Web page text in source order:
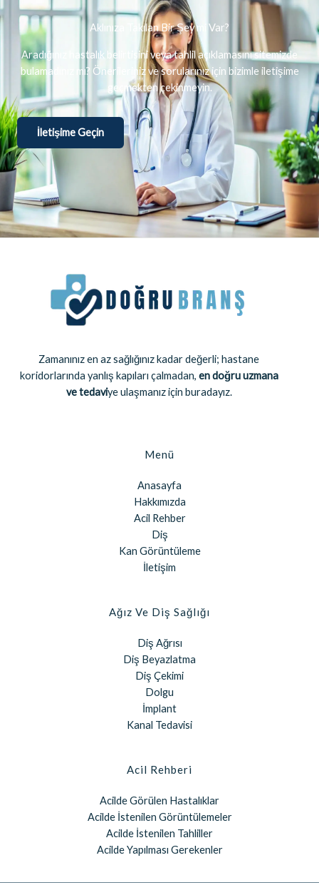
Aklınıza Takılan Bir Şey mi Var?
Aradığınız hastalık belirtisini veya tahlil açıklamasını sitemizde
bulamadınız mı? Önerileriniz ve sorularınız için bizimle iletişime
geçmekten çekinmeyin.
İletişime Geçin
Zamanınız en az sağlığınız kadar değerli; hastane
koridorlarında yanlış kapıları çalmadan, en doğru uzmana
ve tedaviye ulaşmanız için buradayız.
Menü
Anasayfa
Hakkımızda
Acil Rehber
Diş
Kan Görüntüleme
İletişim
Ağız Ve Diş Sağlığı
Diş Ağrısı
Diş Beyazlatma
Diş Çekimi
Dolgu
İmplant
Kanal Tedavisi
Acil Rehberi
Acilde Görülen Hastalıklar
Acilde İstenilen Görüntülemeler
Acilde İstenilen Tahliller
Acilde Yapılması Gerekenler